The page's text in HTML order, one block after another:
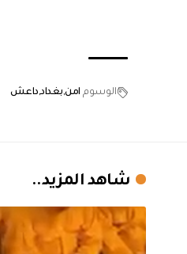
الوسوم امن بغداد داعش
شاهد المزيد..